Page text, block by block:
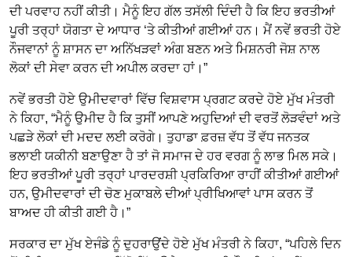
ਦੀ ਪਰਵਾਹ ਨਹੀਂ ਕੀਤੀ। ਮੈਨੂੰ ਇਹ ਗੱਲ ਤਸੱਲੀ ਦਿੰਦੀ ਹੈ ਕਿ ਇਹ ਭਰਤੀਆਂ
ਪੂਰੀ ਤਰ੍ਹਾਂ ਯੋਗਤਾ ਦੇ ਆਧਾਰ ‘ਤੇ ਕੀਤੀਆਂ ਗਈਆਂ ਹਨ। ਮੈਂ ਨਵੇਂ ਭਰਤੀ ਹੋਏ
ਨੌਜਵਾਨਾਂ ਨੂੰ ਸ਼ਾਸਨ ਦਾ ਅਨਿੱਖੜਵਾਂ ਅੰਗ ਬਣਨ ਅਤੇ ਮਿਸ਼ਨਰੀ ਜੋਸ਼ ਨਾਲ
ਲੋਕਾਂ ਦੀ ਸੇਵਾ ਕਰਨ ਦੀ ਅਪੀਲ ਕਰਦਾ ਹਾਂ।”
ਨਵੇਂ ਭਰਤੀ ਹੋਏ ਉਮੀਦਵਾਰਾਂ ਵਿੱਚ ਵਿਸ਼ਵਾਸ ਪ੍ਰਗਟ ਕਰਦੇ ਹੋਏ ਮੁੱਖ ਮੰਤਰੀ
ਨੇ ਕਿਹਾ, “ਮੈਨੂੰ ਉਮੀਦ ਹੈ ਕਿ ਤੁਸੀਂ ਆਪਣੇ ਅਹੁਦਿਆਂ ਦੀ ਵਰਤੋਂ ਲੋੜਵੰਦਾਂ ਅਤੇ
ਪਛੜੇ ਲੋਕਾਂ ਦੀ ਮਦਦ ਲਈ ਕਰੋਗੇ। ਤੁਹਾਡਾ ਫ਼ਰਜ਼ ਵੱਧ ਤੋਂ ਵੱਧ ਜਨਤਕ
ਭਲਾਈ ਯਕੀਨੀ ਬਣਾਉਣਾ ਹੈ ਤਾਂ ਜੋ ਸਮਾਜ ਦੇ ਹਰ ਵਰਗ ਨੂੰ ਲਾਭ ਮਿਲ ਸਕੇ।
ਇਹ ਭਰਤੀਆਂ ਪੂਰੀ ਤਰ੍ਹਾਂ ਪਾਰਦਰਸ਼ੀ ਪ੍ਰਕਿਰਿਆ ਰਾਹੀਂ ਕੀਤੀਆਂ ਗਈਆਂ
ਹਨ, ਉਮੀਦਵਾਰਾਂ ਦੀ ਚੋਣ ਮੁਕਾਬਲੇ ਦੀਆਂ ਪ੍ਰੀਖਿਆਵਾਂ ਪਾਸ ਕਰਨ ਤੋਂ
ਬਾਅਦ ਹੀ ਕੀਤੀ ਗਈ ਹੈ।”
ਸਰਕਾਰ ਦਾ ਮੁੱਖ ਏਜੰਡੇ ਨੂੰ ਦੁਹਰਾਉਂਦੇ ਹੋਏ ਮੁੱਖ ਮੰਤਰੀ ਨੇ ਕਿਹਾ, “ਪਹਿਲੇ ਦਿਨ